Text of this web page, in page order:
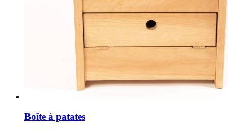
Boîte à patates